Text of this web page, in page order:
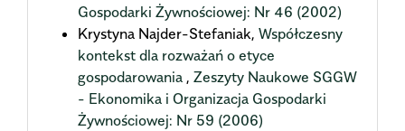
Gospodarki Żywnościowej: Nr 46 (2002)
Krystyna Najder-Stefaniak, Współczesny
kontekst dla rozważań o etyce
gospodarowania , Zeszyty Naukowe SGGW
- Ekonomika i Organizacja Gospodarki
Żywnościowej: Nr 59 (2006)